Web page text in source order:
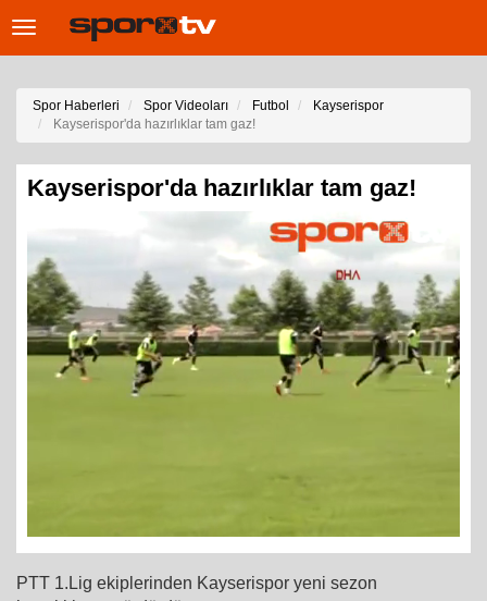
Toggle
Spor Haberleri Spor Videoları Futbol
Kayserispor
Kayserispor'da hazırlıklar tam gaz!
Kayserispor'da hazırlıklar tam gaz!
PTT 1.Lig ekiplerinden Kayserispor yeni sezon